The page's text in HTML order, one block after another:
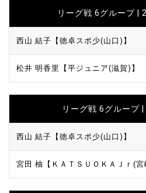
リーグ戦 6グループ |
西山 結子【徳卓スポ少(山口)】
松井 明香里【平ジュニア(滋賀)】
リーグ戦 6グループ
西山 結子【徳卓スポ少(山口)】
宮田 柚【ＫＡＴＳＵＯＫＡＪｒ(宮